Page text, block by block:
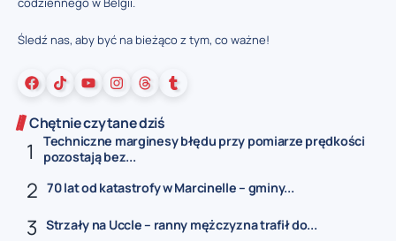
Śledź nas, aby być na bieżąco z tym, co ważne!
Chętnie czytane dziś
Techniczne marginesy błędu przy pomiarze prędkości
pozostają bez...
70 lat od katastrofy w Marcinelle – gminy...
Strzały na Uccle – ranny mężczyzna trafił do...